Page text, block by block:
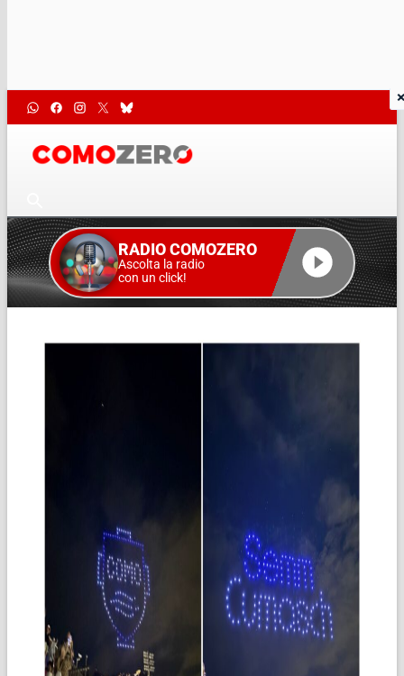
RADIO COMOZERO
Ascolta la radio
con un click!